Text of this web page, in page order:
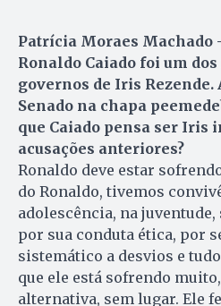
Patrícia Moraes Machado
Ronaldo Caiado foi um
governos de Iris Rezende.
Senado na chapa
que Caiado pensa ser Iris
acusações anteriores?
Ronaldo deve estar
do Ronaldo, tivemos
adolescência, na
por sua conduta ética, por
sistemático a desvios e
que ele está sofrendo
alternativa, sem lugar. Ele